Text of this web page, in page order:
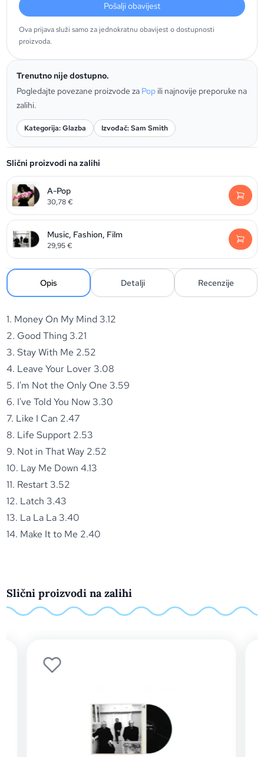
Pošalji obavijest
Ova prijava služi samo za jednokratnu obavijest o dostupnosti
proizvoda.
Trenutno nije dostupno.
Pogledajte povezane proizvode za Pop ili najnovije preporuke na
zalihi.
Kategorija: Glazba Izvođač: Sam Smith
Slični proizvodi na zalihi
A-Pop
30,78€
Music, Fashion, Film
29,95€
Opis Detalji Recenzije
1. Money On My Mind 3.12
2. Good Thing 3.21
3. Stay With Me 2.52
4. Leave Your Lover 3.08
5. I'm Not the Only One 3.59
6. I've Told You Now 3.30
7. Like I Can 2.47
8. Life Support 2.53
9. Not in That Way 2.52
10. Lay Me Down 4.13
11. Restart 3.52
12. Latch 3.43
13. La La La 3.40
14. Make It to Me 2.40
Slični proizvodi na zalihi